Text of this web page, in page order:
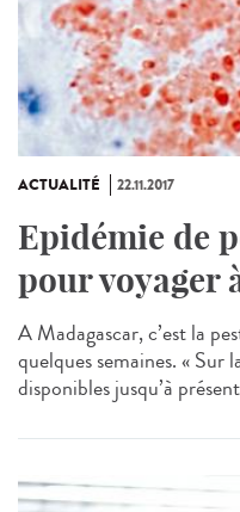
ACTUALITÉ 22.11.2017
Epidémie de
pour voyager
A Madagascar, c’est la
quelques semaines. « Sur
disponibles jusqu’à